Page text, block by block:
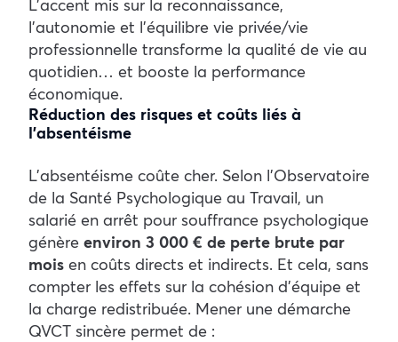
L’accent mis sur la reconnaissance,
l’autonomie et l’équilibre vie privée/vie
professionnelle transforme la qualité de vie au
quotidien… et booste la performance
économique.
Réduction des risques et coûts liés à
l’absentéisme
L’absentéisme coûte cher. Selon l’Observatoire
de la Santé Psychologique au Travail, un
salarié en arrêt pour souffrance psychologique
génère environ 3 000 € de perte brute par
mois en coûts directs et indirects. Et cela, sans
compter les effets sur la cohésion d’équipe et
la charge redistribuée. Mener une démarche
QVCT sincère permet de :